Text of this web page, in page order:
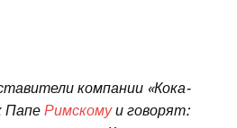
компании «Кока-
Папе Римскомуи говорят: